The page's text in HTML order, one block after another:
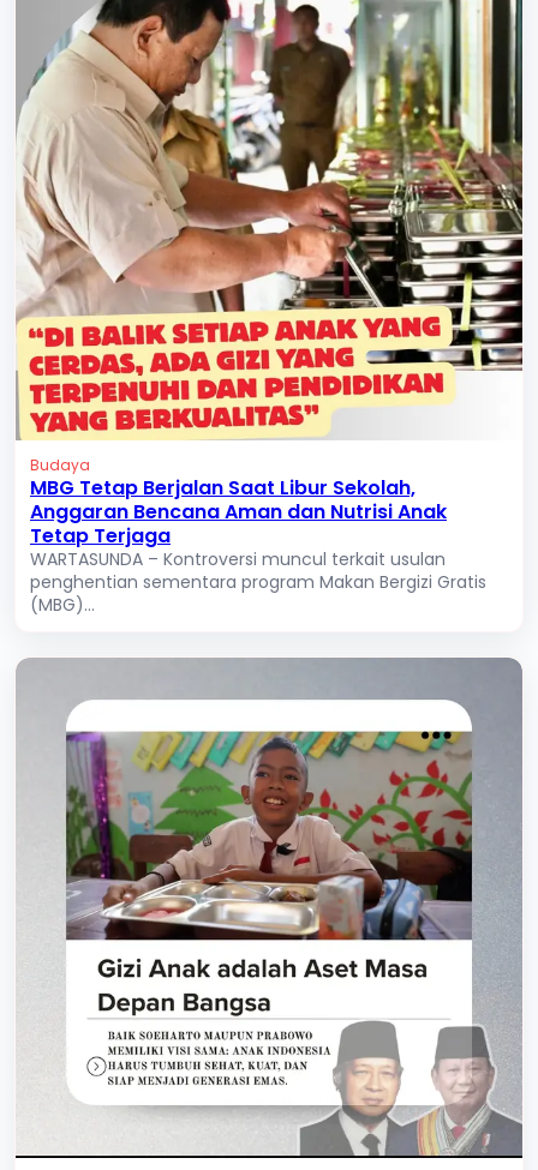
Budaya
MBG Tetap Berjalan Saat Libur Sekolah,
Anggaran Bencana Aman dan Nutrisi Anak
Tetap Terjaga
WARTASUNDA – Kontroversi muncul terkait usulan
penghentian sementara program Makan Bergizi Gratis
(MBG)...